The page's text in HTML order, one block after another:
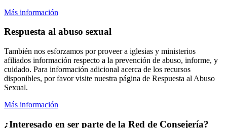
Más información
Respuesta al abuso sexual
También nos esforzamos por proveer a iglesias y ministerios
afiliados información respecto a la prevención de abuso, informe, y
cuidado. Para información adicional acerca de los recursos
disponibles, por favor visite nuestra página de Respuesta al Abuso
Sexual.
Más información
¿Interesado en ser parte de la Red de Consejería?